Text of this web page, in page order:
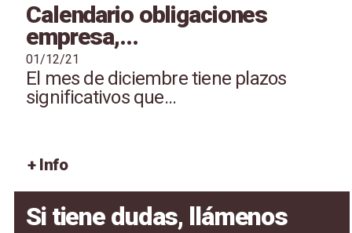
Calendario obligaciones
empresa,...
01/12/21
El mes de diciembre tiene plazos
significativos que...
+ Info
Si tiene dudas, llámenos